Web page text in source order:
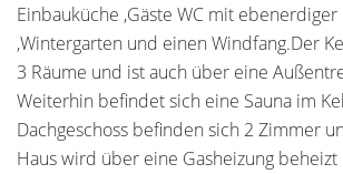
Einbauküche ,Gäste WC mit ebenerdiger
,Wintergarten und einen Windfang.Der
3 Räume und ist auch über eine
Weiterhin befindet sich eine Sauna im
Dachgeschoss befinden sich 2 Zimmer
Haus wird über eine Gasheizung